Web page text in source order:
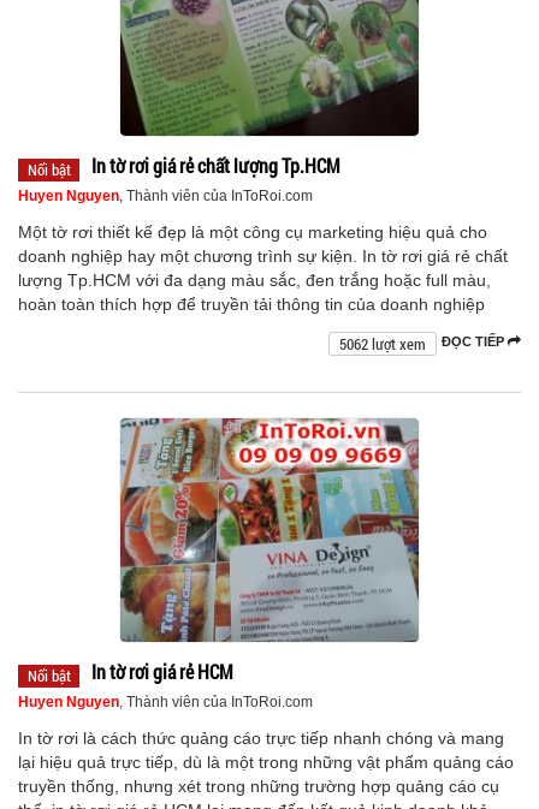
Nổi bật In tờ rơi giá rẻ chất lượng Tp.HCM
Huyen Nguyen , Thành viên của InToRoi.com
Một tờ rơi thiết kế đẹp là một công cụ marketing hiệu quả cho
doanh nghiệp hay một chương trình sự kiện. In tờ rơi giá rẻ chất
lượng Tp.HCM với đa dạng màu sắc, đen trắng hoặc full màu,
hoàn toàn thích hợp để truyền tải thông tin của doanh nghiệp
ĐỌC TIẾP
5062 lượt xem
Nổi bật In tờ rơi giá rẻ HCM
Huyen Nguyen , Thành viên của InToRoi.com
In tờ rơi là cách thức quảng cáo trực tiếp nhanh chóng và mang
lại hiệu quả trực tiếp, dù là một trong những vật phẩm quảng cáo
truyền thống, nhưng xét trong những trường hợp quảng cáo cụ